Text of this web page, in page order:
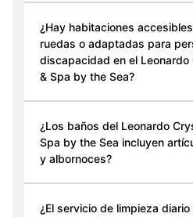
¿Hay habitaciones
ruedas o adaptadas para
discapacidad en el Leonardo
& Spa by the Sea?
¿Los baños del Leonardo
Spa by the Sea incluyen
y albornoces?
¿El servicio de limpieza